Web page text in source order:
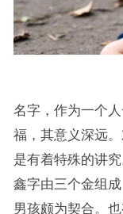
名字，作为一个
福，其意义深远
是有着特殊的讲
鑫字由三个金组
男孩颇为契合。